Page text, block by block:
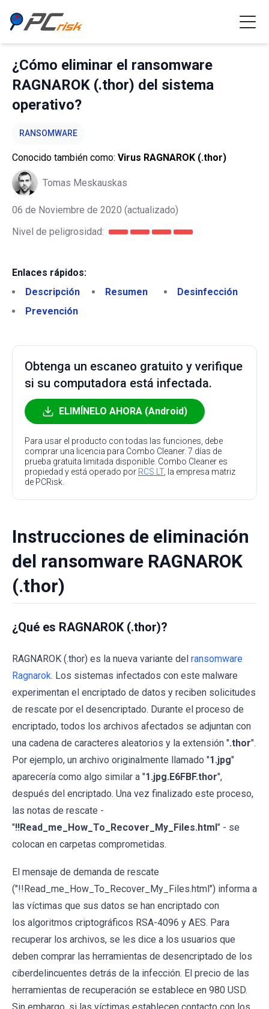
¿Cómo eliminar el ransomware
RAGNAROK (.thor) del sistema
operativo?
RANSOMWARE
Conocido también como: Virus RAGNAROK (.thor)
Tomas Meskauskas
06 de Noviembre de 2020 (actualizado)
Nivel de peligrosidad:
Enlaces rápidos:
Descripción
Resumen
Desinfección
Prevención
Obtenga un escaneo gratuito y verifique
si su computadora está infectada.
ELIMÍNELO AHORA (Android)
Para usar el producto con todas las funciones, debe
comprar una licencia para Combo Cleaner. 7 días de
prueba gratuita limitada disponible. Combo Cleaner es
propiedad y está operado por RCS LT, la empresa matriz
de PCRisk.
Instrucciones de eliminación
del ransomware RAGNAROK
(.thor)
¿Qué es RAGNAROK (.thor)?
RAGNAROK (.thor) es la nueva variante del ransomware
Ragnarok. Los sistemas infectados con este malware
experimentan el encriptado de datos y reciben solicitudes
de rescate por el desencriptado. Durante el proceso de
encriptado, todos los archivos afectados se adjuntan con
una cadena de caracteres aleatorios y la extensión ".thor".
Por ejemplo, un archivo originalmente llamado "1.jpg"
aparecería como algo similar a "1.jpg.E6FBF.thor",
después del encriptado. Una vez finalizado este proceso,
las notas de rescate -
"!!Read_me_How_To_Recover_My_Files.html" - se
colocan en carpetas comprometidas.
El mensaje de demanda de rescate
("!!Read_me_How_To_Recover_My_Files.html") informa a
las víctimas que sus datos se han encriptado con
los algoritmos criptográficos RSA-4096 y AES. Para
recuperar los archivos, se les dice a los usuarios que
deben comprar las herramientas de desencriptado de los
ciberdelincuentes detrás de la infección. El precio de las
herramientas de recuperación se establece en 980 USD.